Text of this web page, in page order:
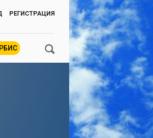
РЕГИСТРАЦИЯ